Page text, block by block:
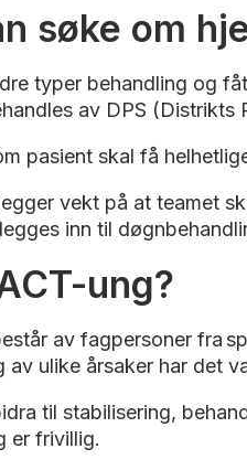
søke om
typer behandling og
av DPS
pasient skal få
vekt på at teamet
inn til
ung?
av fagpersoner fra
av ulike årsaker har det
til stabilisering,
er frivillig.